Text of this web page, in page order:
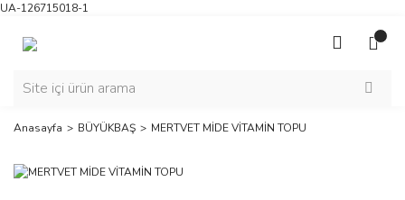
UA-126715018-1
Anasayfa BÜYÜKBAŞ MERTVET MİDE VİTAMİN TOPU